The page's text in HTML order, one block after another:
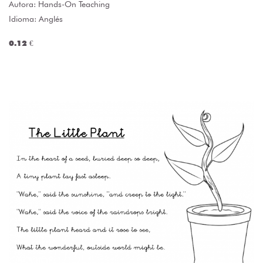
Autora: Hands-On Teaching
Idioma: Anglés
0.12 €